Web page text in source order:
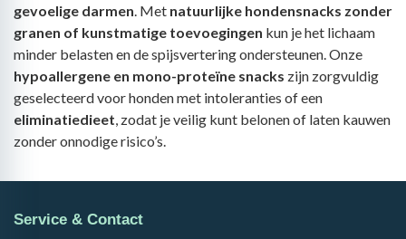
gevoelige darmen . Met natuurlijke hondensnacks zonder
granen of kunstmatige toevoegingen kun je het lichaam
minder belasten en de spijsvertering ondersteunen. Onze
hypoallergene en mono-proteïne snacks zijn zorgvuldig
geselecteerd voor honden met intoleranties of een
eliminatiedieet , zodat je veilig kunt belonen of laten kauwen
zonder onnodige risico’s.
Service & Contact